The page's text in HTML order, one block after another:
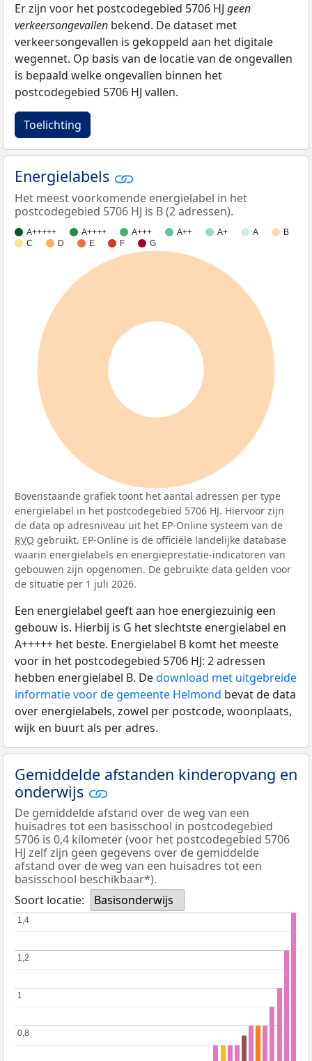
Er zijn voor het postcodegebied 5706 HJ geen
verkeersongevallen bekend. De dataset met
verkeersongevallen is gekoppeld aan het digitale
wegennet. Op basis van de locatie van de ongevallen
is bepaald welke ongevallen binnen het
postcodegebied 5706 HJ vallen.
Toelichting
Energielabels
Het meest voorkomende energielabel in het
postcodegebied 5706 HJ is B (2 adressen).
A+++++ A++++ A+++ A++ A+ A
B
C
D E F G
Bovenstaande grafiek toont het aantal adressen per type
energielabel in het postcodegebied 5706 HJ. Hiervoor zijn
de data op adresniveau uit het EP-Online systeem van de
RVO gebruikt. EP-Online is de officiële landelijke database
waarin energielabels en energieprestatie-indicatoren van
gebouwen zijn opgenomen. De gebruikte data gelden voor
de situatie per 1 juli 2026.
Een energielabel geeft aan hoe energiezuinig een
gebouw is. Hierbij is G het slechtste energielabel en
A+++++ het beste. Energielabel B komt het meeste
voor in het postcodegebied 5706 HJ: 2 adressen
hebben energielabel B. Dedownload met uitgebreide
informatie voor de gemeente Helmond bevat de data
over energielabels, zowel per postcode, woonplaats,
wijk en buurt als per adres.
Gemiddelde afstanden kinderopvang en
onderwijs
De gemiddelde afstand over de weg van een
huisadres tot een basisschool in postcodegebied
5706 is 0,4 kilometer (voor het postcodegebied 5706
HJ zelf zijn geen gegevens over de gemiddelde
afstand over de weg van een huisadres tot een
basisschool beschikbaar*).
Soort locatie:
Basisonderwijs
0,8
0,8
1
1
1,2
1,2
1,4
1,4